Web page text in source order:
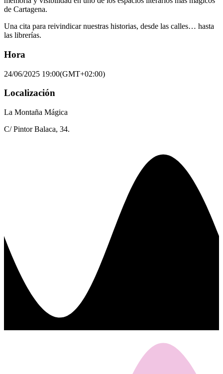
de Cartagena.
Una cita para reivindicar nuestras historias, desde las calles… hasta
las librerías.
Hora
24/06/2025 19:00(GMT+02:00)
Localización
La Montaña Mágica
C/ Pintor Balaca, 34.